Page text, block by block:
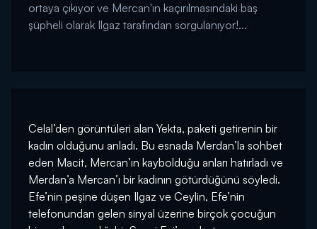
ortaya çıkıyor ve Mercan'ın kaçırılmasındaki baş
şüpheli olarak Ilgaz tarafından sorgulanıyor!...
Celal’den görüntüleri alan Yekta, paketi getirenin bir
kadın olduğunu anladı. Bu esnada Merdan’la sohbet
eden Macit, Mercan’ın kaybolduğu anları hatırladı ve
Merdan’a Mercan’ı bir kadının götürdüğünü söyledi.
Efe’nin peşine düşen Ilgaz ve Ceylin, Efe’nin
telefonundan gelen sinyal üzerine birçok çocuğun